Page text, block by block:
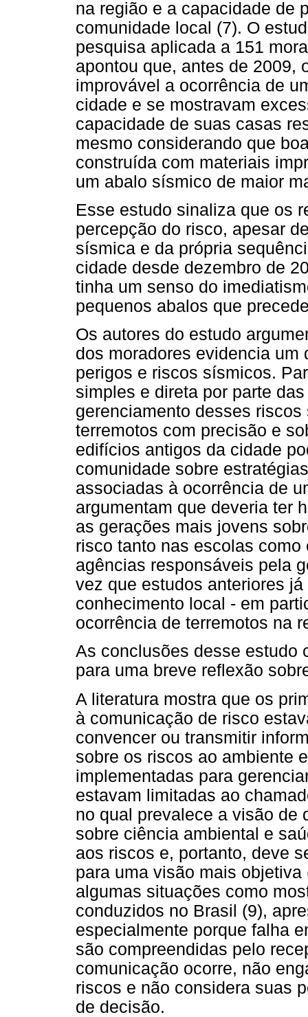
na região e a capacidade de
comunidade local (7). O
pesquisa aplicada a 151
apontou que, antes de 2009,
improvável a ocorrência de
cidade e se mostravam
capacidade de suas casas
mesmo considerando que
construída com materiais
um abalo sísmico de maior
Esse estudo sinaliza que os
percepção do risco, apesar
sísmica e da própria
cidade desde dezembro de
tinha um senso do
pequenos abalos que
Os autores do estudo
dos moradores evidencia
perigos e riscos sísmicos.
simples e direta por parte
gerenciamento desses
terremotos com precisão e
edifícios antigos da cidade
comunidade sobre
associadas à ocorrência de
argumentam que deveria ter
as gerações mais jovens
risco tanto nas escolas
agências responsáveis pela
vez que estudos anteriores
conhecimento local - em
ocorrência de terremotos na
As conclusões desse estudo
para uma breve reflexão
A literatura mostra que os
à comunicação de risco
convencer ou transmitir
sobre os riscos ao ambiente
implementadas para
estavam limitadas ao
no qual prevalece a visão de
sobre ciência ambiental e
aos riscos e, portanto, deve
para uma visão mais
algumas situações como
conduzidos no Brasil (9),
especialmente porque falha
são compreendidas pelo
comunicação ocorre, não
riscos e não considera suas
de decisão.